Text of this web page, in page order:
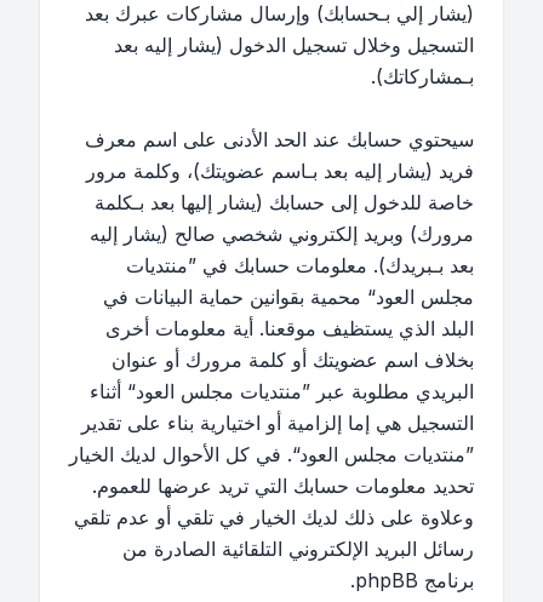
(يشار إلي بـحسابك) وإرسال مشاركات عبرك بعد
التسجيل وخلال تسجيل الدخول (يشار إليه بعد
بـمشاركاتك).
سيحتوي حسابك عند الحد الأدنى على اسم معرف
فريد (يشار إليه بعد بـاسم عضويتك)، وكلمة مرور
خاصة للدخول إلى حسابك (يشار إليها بعد بـكلمة
مرورك) وبريد إلكتروني شخصي صالح (يشار إليه
بعد بـبريدك). معلومات حسابك في ”منتديات
مجلس العود“ محمية بقوانين حماية البيانات في
البلد الذي يستظيف موقعنا. أية معلومات أخرى
بخلاف اسم عضويتك أو كلمة مرورك أو عنوان
البريدي مطلوبة عبر ”منتديات مجلس العود“ أثناء
التسجيل هي إما إلزامية أو اختيارية بناء على تقدير
”منتديات مجلس العود“. في كل الأحوال لديك الخيار
تحديد معلومات حسابك التي تريد عرضها للعموم.
وعلاوة على ذلك لديك الخيار في تلقي أو عدم تلقي
رسائل البريد الإلكتروني التلقائية الصادرة من
برنامج phpBB.